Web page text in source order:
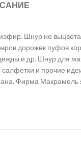
Шнур не
дорожек пуфов
и др. Шнур для
и прочие
Фирма